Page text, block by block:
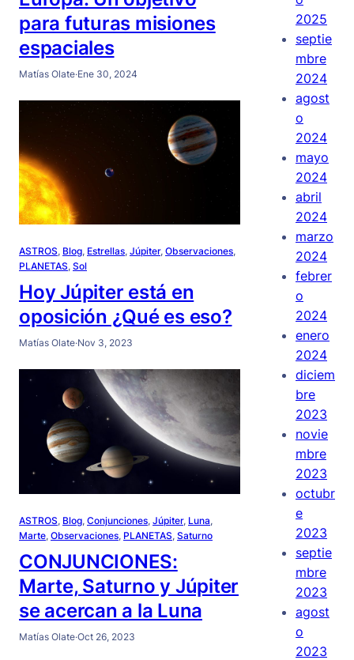
para futuras misiones
espaciales
Matías Olate·Ene 30, 2024
ASTROS, Blog, Estrellas, Júpiter, Observaciones
PLANETAS, Sol
Hoy Júpiter está en
oposición ¿Qué es eso?
Matías Olate·Nov 3, 2023
ASTROS, Blog, Conjunciones, Júpiter, Luna
Marte, Observaciones, PLANETAS, Saturno
CONJUNCIONES:
Marte, Saturno y Júpiter
se acercan a la Luna
Matías Olate·Oct 26, 2023
2025
septie
mbre
2024
agost
o
2024
mayo
2024
abril
2024
marzo
2024
febrer
o
2024
enero
2024
diciem
bre
2023
novie
mbre
2023
octubr
e
2023
septie
mbre
2023
agost
o
2023